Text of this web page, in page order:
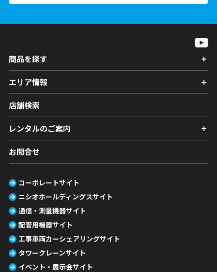
商品を探す
エリア情報
店舗検索
レンタルのご案内
お問合せ
コーポレートサイト
ニシオホールディングスサイト
通信・測量機器サイト
配管用機器サイト
工事車両カーシェアリングサイト
タワークレーンサイト
イベント・展示会サイト